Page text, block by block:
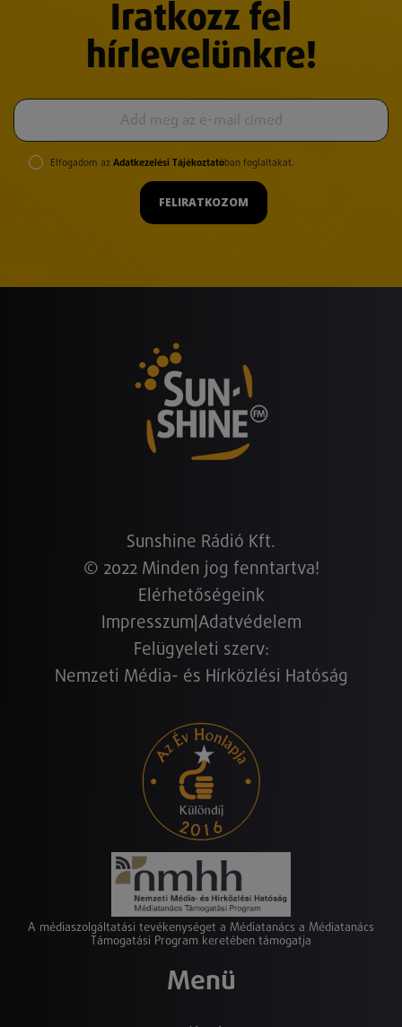
Iratkozz fel
hírlevelünkre!
Elfogadom az Adatkezelési Tájékoztatóban foglaltakat.
FELIRATKOZOM
Sunshine Rádió Kft.
© 2022 Minden jog fenntartva!
Elérhetőségeink
Impresszum Adatvédelem
Felügyeleti szerv:
Nemzeti Média- és Hírközlési Hatóság
A médiaszolgáltatási tevékenységet a Médiatanács a Médiatanács
Támogatási Program keretében támogatja
Menü